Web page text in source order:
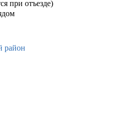
при отъезде)
район